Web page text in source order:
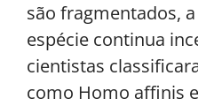
são fragmentados,
espécie continua
cientistas
como Homo affinis